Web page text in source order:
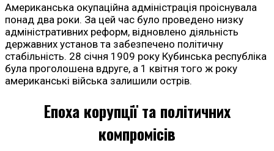
Американська окупаційна адміністрація проіснувала
понад два роки. За цей час було проведено низку
адміністративних реформ, відновлено діяльність
державних установ та забезпечено політичну
стабільність. 28 січня 1909 року Кубинська республіка
була проголошена вдруге, а 1 квітня того ж року
американські війська залишили острів.
Епоха корупції та політичних
компромісів